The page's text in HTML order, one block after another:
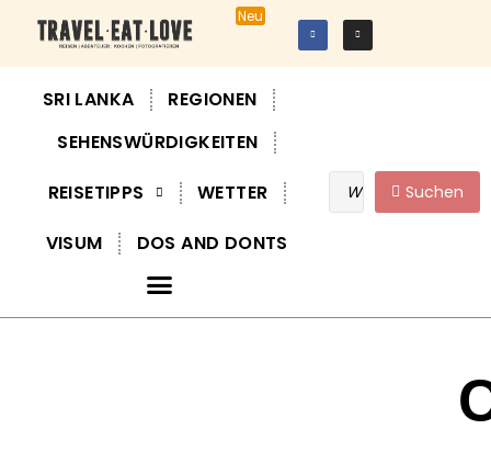
Neu
SRI LANKA
REGIONEN
SEHENSWÜRDIGKEITEN
REISETIPPS
WETTER
VISUM
DOS AND DONTS
Suchen